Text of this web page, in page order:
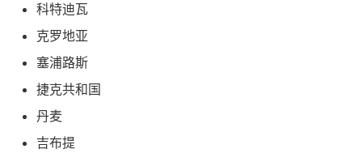
科特迪瓦
克罗地亚
塞浦路斯
捷克共和国
丹麦
吉布提